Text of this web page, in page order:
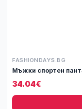
FASHIONDAYS.BG
34.04€